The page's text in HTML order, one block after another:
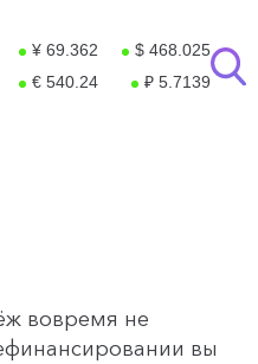
¥ 69.362
$ 468.025
€ 540.24
₽ 5.7139
вовремя не
вы